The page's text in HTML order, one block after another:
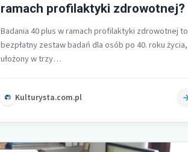
ramach profilaktyki zdrowotnej?
Badania 40 plus w ramach profilaktyki zdrowotnej to
bezpłatny zestaw badań dla osób po 40. roku życia,
ułożony w trzy…
Kulturysta.com.pl